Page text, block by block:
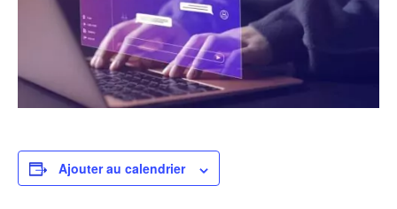
Ajouter au calendrier